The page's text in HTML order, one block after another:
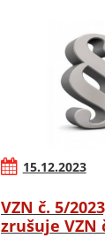
15.12.2023
VZN č. 5/
zrušuje VZN